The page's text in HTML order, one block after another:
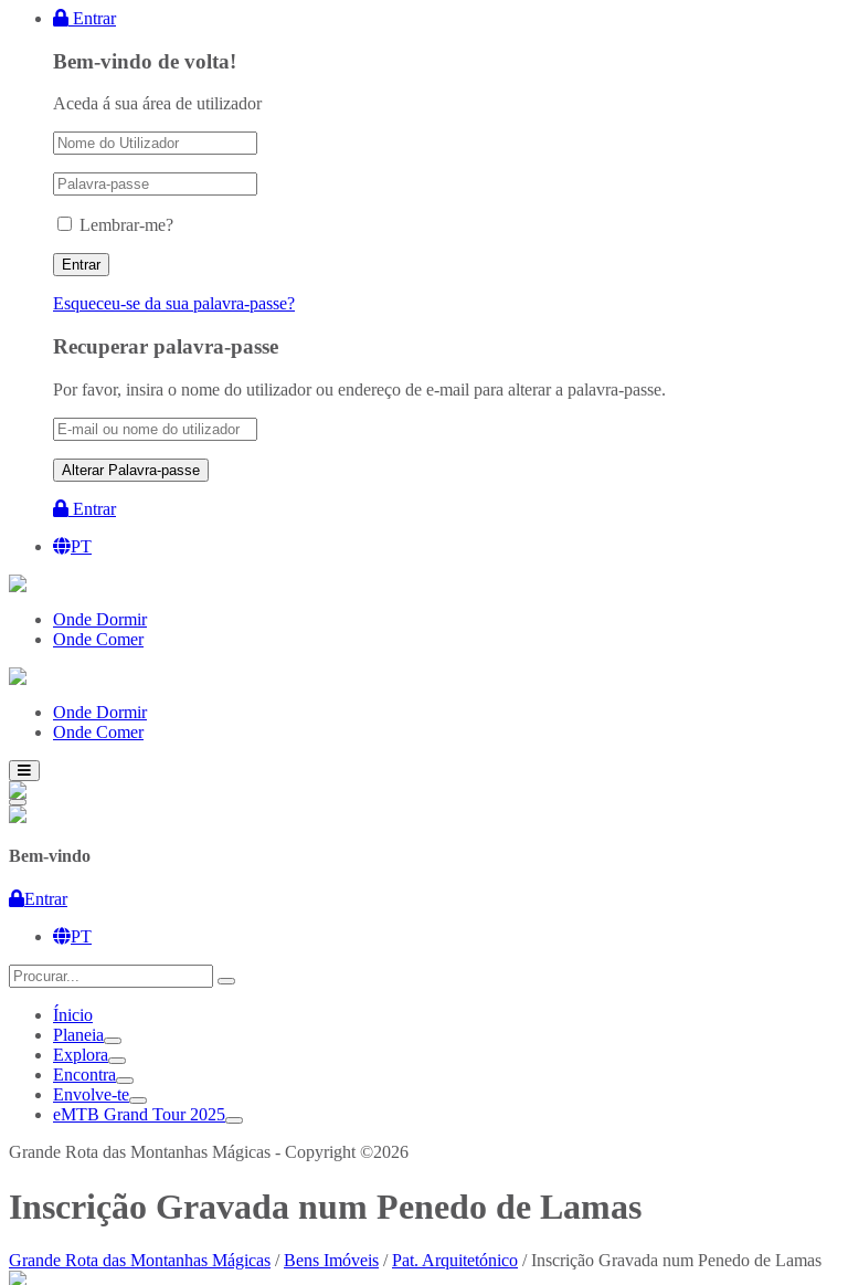
Entrar
Bem-vindo de volta!
Aceda á sua área de utilizador
Lembrar-me?
Esqueceu-se da sua palavra-passe?
Recuperar palavra-passe
Por favor, insira o nome do utilizador ou endereço de e-mail para alterar a palavra-passe.
Entrar
PT
Onde Dormir
Onde Comer
Onde Dormir
Onde Comer
Bem-vindo
Entrar
PT
Ínicio
Planeia
Explora
Encontra
Envolve-te
eMTB Grand Tour 2025
Grande Rota das Montanhas Mágicas - Copyright ©2026
Inscrição Gravada num Penedo de Lamas
Grande Rota das Montanhas Mágicas / Bens Imóveis / Pat. Arquitetónico / Inscrição Gravada num Penedo de Lamas